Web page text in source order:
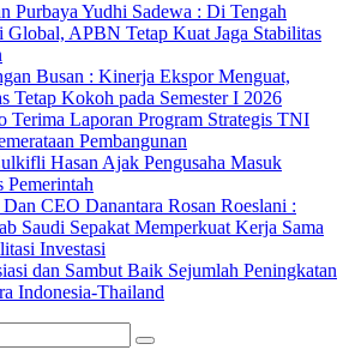
Purbaya Yudhi Sadewa : Di Tengah
APBN Tetap Kuat Jaga Stabilitas
Busan : Kinerja Ekspor Menguat,
Tetap Kokoh pada Semester I 2026
Terima Laporan Program Strategis TNI
Pembangunan
Hasan Ajak Pengusaha Masuk
Pemerintah
CEO Danantara Rosan Roeslani :
Saudi Sepakat Memperkuat Kerja Sama
Investasi
dan Sambut Baik Sejumlah Peningkatan
Indonesia-Thailand